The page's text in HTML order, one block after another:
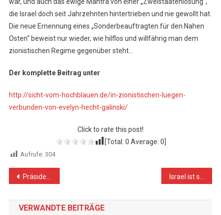
war, und auch das ewige Mantra von einer „Zweistaatenlösung“,
die Israel doch seit Jahrzehnten hintertrieben und nie gewollt hat.
Die neue Ernennung eines „Sonderbeauftragten für den Nahen
Osten“ beweist nur wieder, wie hilflos und willfährig man dem
zionistischen Regime gegenüber steht…
Der komplette Beitrag unter
http://sicht-vom-hochblauen.de/in-zionistischen-luegen-
verbunden-von-evelyn-hecht-galinski/
Click to rate this post!
[Total: 0 Average: 0
Aufrufe: 304
Beitragsnavigation
Präsident Mahmoud Abbas: Keine Wahlen ohne Jerusalem Israel ist schon lange ein Apartheidstaat. Es jetzt zuzugeben ist zu wenig, zu spät
VERWANDTE BEITRÄGE